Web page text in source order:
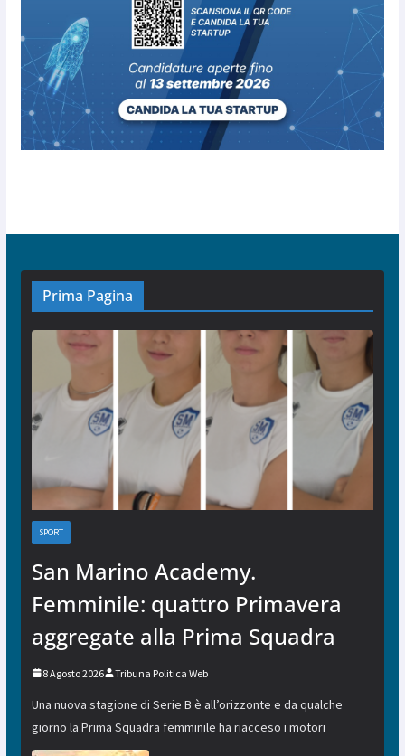
Prima Pagina
SPORT
San Marino Academy.
Femminile: quattro Primavera
aggregate alla Prima Squadra
8 Agosto 2026 Tribuna Politica Web
Una nuova stagione di Serie B è all’orizzonte e da qualche
giorno la Prima Squadra femminile ha riacceso i motori